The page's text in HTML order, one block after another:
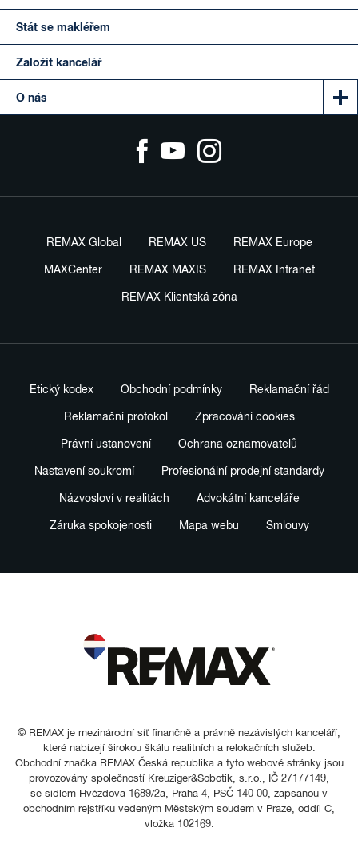
Stát se makléřem
Založit kancelář
O nás
REMAX Global REMAX US REMAX Europe
MAXCenter REMAX MAXIS REMAX Intranet
REMAX Klientská zóna
Etický kodex Obchodní podmínky Reklamační řád
Reklamační protokol Zpracování cookies
Právní ustanovení Ochrana oznamovatelů
Nastavení soukromí Profesionální prodejní standardy
Názvosloví v realitách Advokátní kanceláře
Záruka spokojenosti Mapa webu Smlouvy
© REMAX je mezinárodní síť finančně a právně nezávislých kanceláří,
které nabízejí širokou škálu realitních a relokačních služeb.
Obchodní značka REMAX Česká republika a tyto webové stránky jsou
provozovány společností Kreuziger&Sobotik, s.r.o., IČ 27177149,
se sídlem Hvězdova 1689/2a, Praha 4, PSČ 140 00, zapsanou v
obchodním rejstříku vedeným Městským soudem v Praze, oddíl C,
vložka 102169.